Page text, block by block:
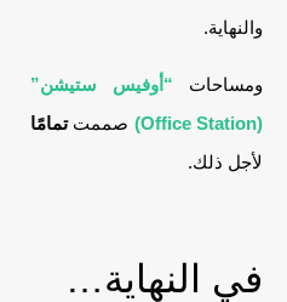
والنهاية.
ومساحات “أوفيس ستيشن”
(Office Station)
صممتتمامًا
لأجل ذلك.
في النهاية…